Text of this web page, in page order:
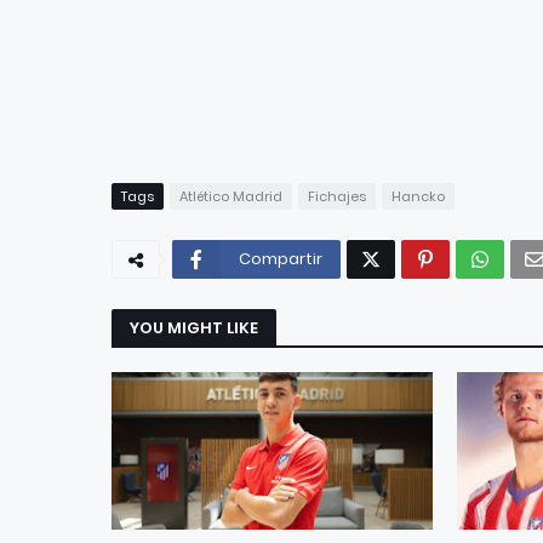
Tags Atlético Madrid Fichajes Hancko
Compartir
YOU MIGHT LIKE